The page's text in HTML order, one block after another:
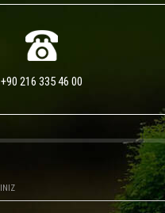
+90 216 335 46 00